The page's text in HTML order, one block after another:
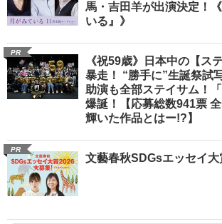
馬・吉田羊が出演決定！
いる』》
PR
《祝59歳》日本中の【ス
暴走！ “勝手に”生誕祭試
助演も全部ステイサム！「
爆誕！【応募総数941票
輝いた作品とはー!?】
PR
文藝春秋SDGsエッセイ